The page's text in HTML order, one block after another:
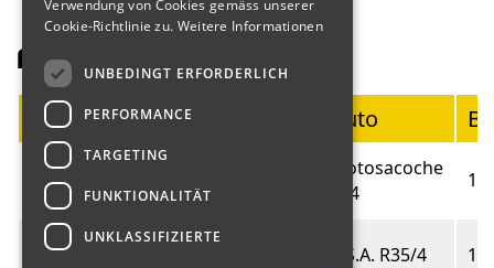
Fahrerliste Motorräder
Startnummer
Auto
01
Marco
Motosacoche
414
02
Fritschi
B.S.A. R35/4
Verwendung von Cookies gemäss unserer
Cookie-Richtlinie zu. Weitere Informationen
UNBEDINGT ERFORDERLICH
PERFORMANCE
TARGETING
FUNKTIONALITÄT
UNKLASSIFIZIERTE